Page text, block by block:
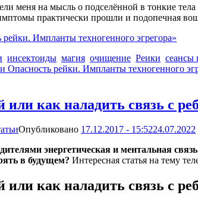
меня на мысль о подселённой в тонкие
практически прошли и подопечная
рейки. Импланты техногенного эгрегора»
инсектоиды магия очищение Реики сеансы
Опасность рейки. Импланты техногенного
или как наладить связь с
Опубликовано 17.12.2017 - 15:5224.07.2022
энергетическая и ментальная
в будущем? Интересная статья на тему
или как наладить связь с